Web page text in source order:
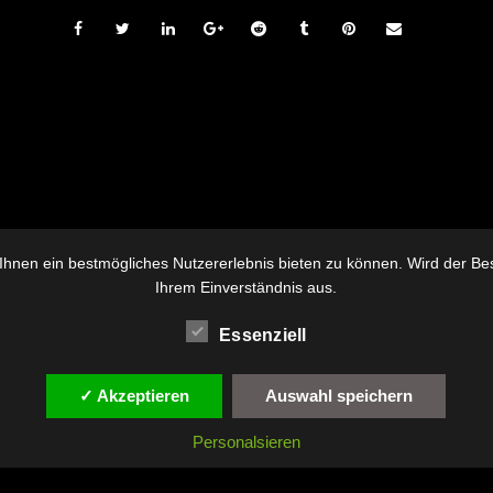
ein bestmögliches Nutzererlebnis bieten zu können. Wird der
Ihrem Einverständnis aus.
Essenziell
✓ Akzeptieren Auswahl speichern
Personalsieren